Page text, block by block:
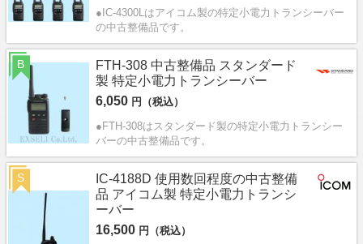
●IC-4300Lはアイコム製の特定小電力トランシーバー
の中古整備品です。
FTH-308 中古整備品 スタンダード
製 特定小電力トランシーバー
6,050 円（税込）
●FTH-308はスタンダード製の特定小電力トランシー
バーの中古整備品です。
B
IC-4188D 使用数回程度の中古整備
品 アイコム製 特定小電力トランシ
ーバー
16,500 円（税込）
S